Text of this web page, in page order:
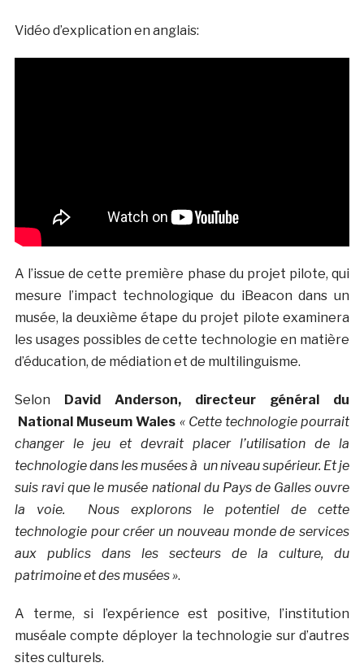
Vidéo d’explication en anglais:
A l’issue de cette première phase du projet pilote, qui
mesure l’impact technologique du iBeacon dans un
musée, la deuxième étape du projet pilote examinera
les usages possibles de cette technologie en matière
d’éducation, de médiation et de multilinguisme.
Selon
David Anderson, directeur général du
National Museum Wales « Cette technologie pourrait
changer le jeu et devrait placer l’utilisation de la
technologie dans les musées à un niveau supérieur. Et je
suis ravi que le musée national du Pays de Galles ouvre
la voie. Nous explorons le potentiel de cette
technologie pour créer un nouveau monde de services
aux publics dans les secteurs de la culture, du
patrimoine et des musées ».
A terme, si l’expérience est positive, l’institution
muséale compte déployer la technologie sur d’autres
sites culturels.